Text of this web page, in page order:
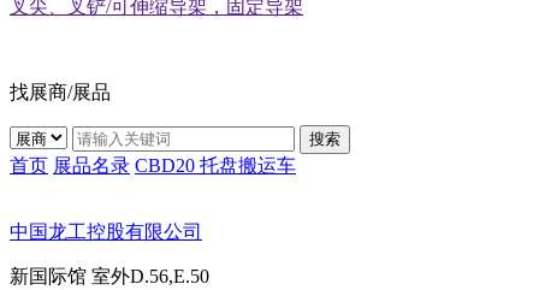
叉尖、叉铲/可伸缩导架，固定导架
找展商/展品
搜索
首页 展品名录 CBD20 托盘搬运车
中国龙工控股有限公司
新国际馆 室外D.56,E.50